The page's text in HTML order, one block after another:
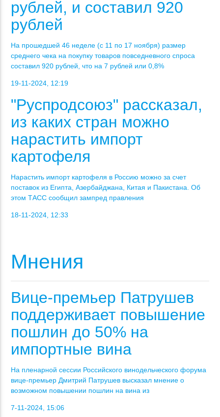
рублей, и составил 920
рублей
На прошедшей 46 неделе (с 11 по 17 ноября) размер
среднего чека на покупку товаров повседневного спроса
составил 920 рублей, что на 7 рублей или 0,8%
19-11-2024, 12:19
"Руспродсоюз" рассказал,
из каких стран можно
нарастить импорт
картофеля
Нарастить импорт картофеля в Россию можно за счет
поставок из Египта, Азербайджана, Китая и Пакистана. Об
этом ТАСС сообщил зампред правления
18-11-2024, 12:33
Мнения
Вице-премьер Патрушев
поддерживает повышение
пошлин до 50% на
импортные вина
На пленарной сессии Российского винодельческого форума
вице-премьер Дмитрий Патрушев высказал мнение о
возможном повышении пошлин на вина из
7-11-2024, 15:06